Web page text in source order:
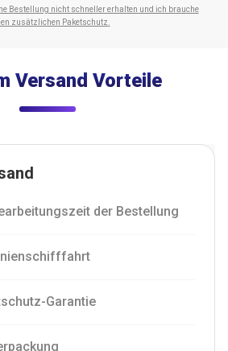
Bestellung nicht schneller erhalten und ich brauche
zusätzlichen Paketschutz.
Versand Vorteile
der Bestellung
Garantie